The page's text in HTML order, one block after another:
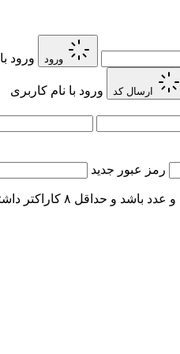
ورود ورود
ارسال کد ورود با نام کاربری
رمز عبور جدید
۸ کاراکتر داشته باشد.